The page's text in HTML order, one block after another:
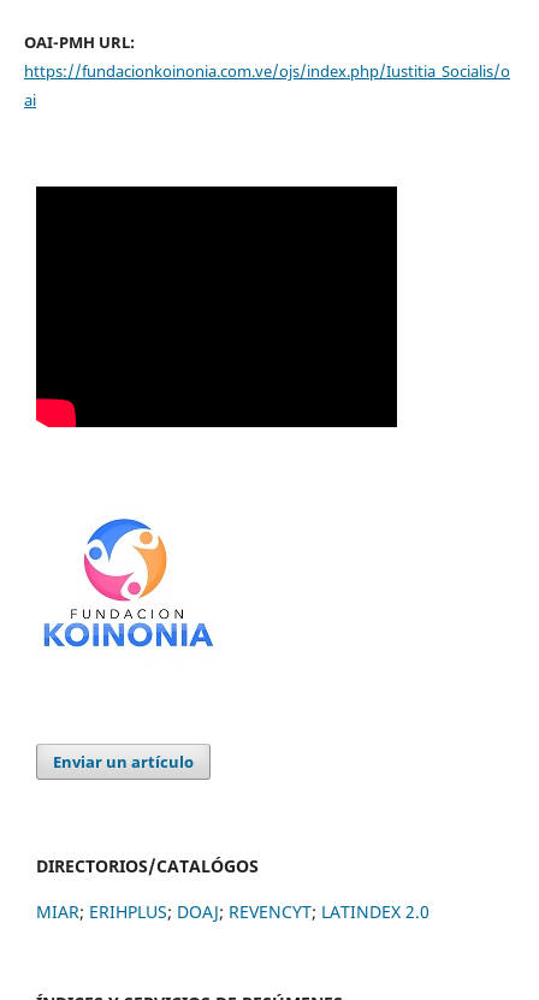
OAI-PMH URL:
https://fundacionkoinonia.com.ve/ojs/index.php/Iustitia_Socialis/o
ai
Enviar un artículo
DIRECTORIOS/CATALÓGOS
MIAR; ERIHPLUS; DOAJ; REVENCYT; LATINDEX 2.0